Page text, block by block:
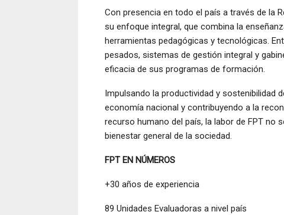
Con presencia en todo el país a través de la
su enfoque integral, que combina la
herramientas pedagógicas y tecnológicas.
pesados, sistemas de gestión integral y
eficacia de sus programas de formación.
Impulsando la productividad y sostenibilidad
economía nacional y contribuyendo a la
recurso humano del país, la labor de FPT no
bienestar general de la sociedad.
FPT EN NÚMEROS
+30 años de experiencia
89 Unidades Evaluadoras a nivel país